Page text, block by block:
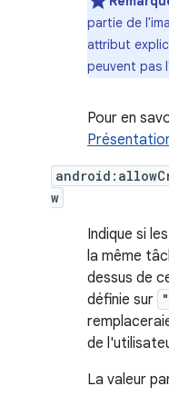
partie de
attribut
peuvent pas
Pour en
w
Indique si
la même
dessus de
définie sur
de
La valeur